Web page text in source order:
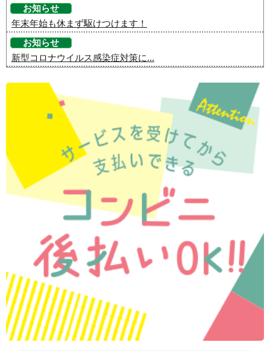
お知らせ
年末年始も休まず駆けつけます！
お知らせ
新型コロナウイルス感染症対策に...